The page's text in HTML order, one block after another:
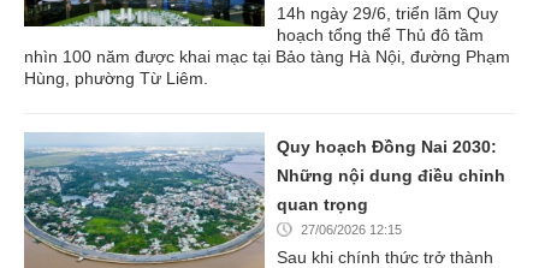
14h ngày 29/6, triển lãm Quy
hoạch tổng thể Thủ đô tầm
nhìn 100 năm được khai mạc tại Bảo tàng Hà Nội, đường Phạm
Hùng, phường Từ Liêm.
Quy hoạch Đồng Nai 2030:
Những nội dung điều chỉnh
quan trọng
27/06/2026 12:15
Sau khi chính thức trở thành